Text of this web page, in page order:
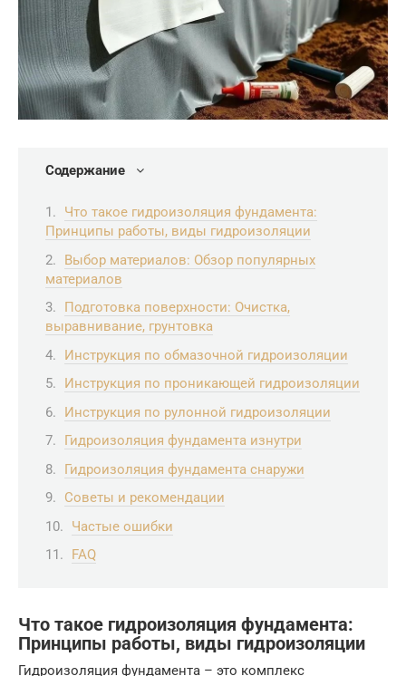
Содержание
Что такое гидроизоляция фундамента:
Принципы работы, виды гидроизоляции
Выбор материалов: Обзор популярных
материалов
Подготовка поверхности: Очистка,
выравнивание, грунтовка
Инструкция по обмазочной гидроизоляции
Инструкция по проникающей гидроизоляции
Инструкция по рулонной гидроизоляции
Гидроизоляция фундамента изнутри
Гидроизоляция фундамента снаружи
Советы и рекомендации
Частые ошибки
FAQ
Что такое гидроизоляция фундамента:
Принципы работы, виды гидроизоляции
Гидроизоляция фундамента – это комплекс